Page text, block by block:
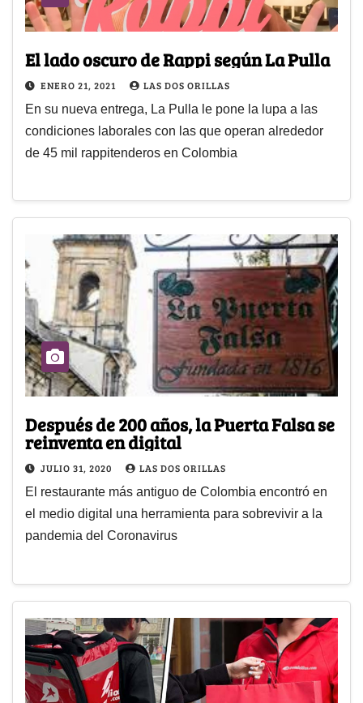
El lado oscuro de Rappi según La Pulla
ENERO 21, 2021 LAS DOS ORILLAS
En su nueva entrega, La Pulla le pone la lupa a las
condiciones laborales con las que operan alrededor
de 45 mil rappitenderos en Colombia
Después de 200 años, la Puerta Falsa se
reinventa en digital
JULIO 31, 2020 LAS DOS ORILLAS
El restaurante más antiguo de Colombia encontró en
el medio digital una herramienta para sobrevivir a la
pandemia del Coronavirus